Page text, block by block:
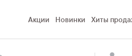
Акции Новинки Хиты